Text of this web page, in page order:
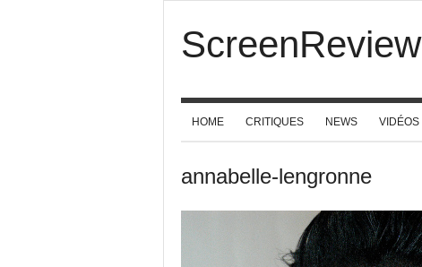
ScreenReview
HOME CRITIQUES NEWS VIDÉOS
annabelle-lengronne